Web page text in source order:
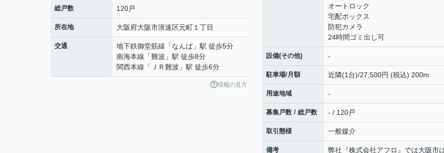
総戸数 120戸
所在地 大阪府大阪市浪速区元町 １丁目
交通 地下鉄御堂筋線 「なんば 」駅 徒歩5分
南海本線 「難波 」駅 徒歩8分
関西本線 「 ＪＲ難波 」駅 徒歩6分
情報の見方
オートロック
宅配ボックス
防犯カメラ
24時間ゴミ出し可
設備(その他) -
駐車場/月額 近隣(1台)/27,500円 (税込) 200m
用途地域 -
募集戸数 / 総戸数 - / 120戸
取引態様 一般媒介
備考
弊社『株式会社アフロ』では大阪市